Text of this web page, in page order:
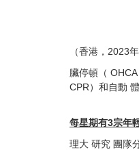
（香港， 2023
臟停頓（
CPR）和自動
每星期有3宗年
理大 研究 團隊